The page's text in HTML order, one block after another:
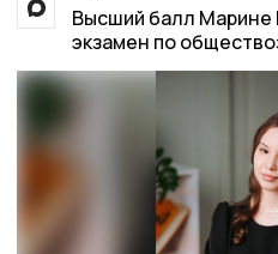
Высший балл Марине
экзамен по